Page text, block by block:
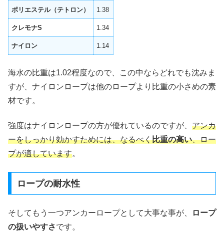
ポリエステル（テトロン） 1.38
クレモナS 1.34
ナイロン 1.14
海水の比重は1.02程度なので、この中ならどれでも沈みま
すが、ナイロンロープは他のロープより比重の小さめの素
材です。
強度はナイロンロープの方が優れているのですが、 アンカ
ーをしっかり効かすためには、なるべく比重の高い、ロー
プが適しています。
ロープの耐水性
そしてもう一つアンカーロープとして大事な事が、
ロープ
の扱いやすさです。